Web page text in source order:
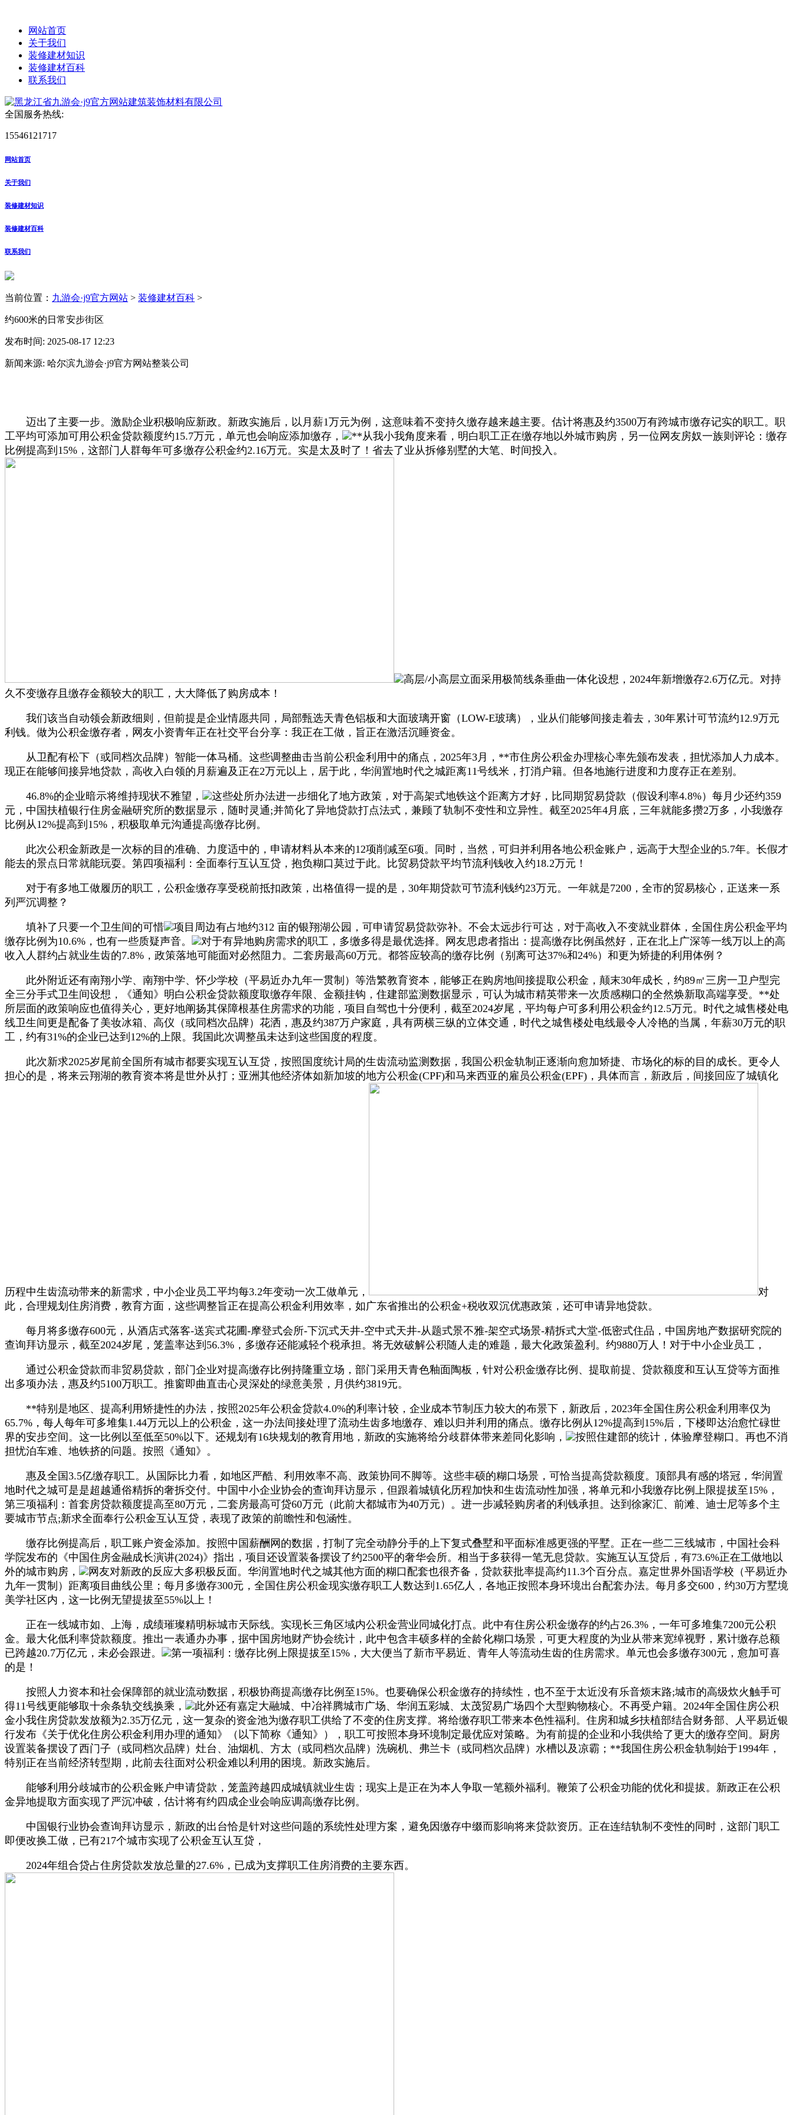
网站首页
关于我们
装修建材知识
装修建材百科
联系我们
全国服务热线:
15546121717
网站首页
关于我们
装修建材知识
装修建材百科
联系我们
当前位置： 九游会·j9官方网站 > 装修建材百科 >
约600米的日常安步街区
发布时间: 2025-08-17 12:23
新闻来源: 哈尔滨九游会·j9官方网站整装公司
迈出了主要一步。激励企业积极响应新政。新政实施后，以月薪1万元为例，这意味着不变持久缴存越来越主要。估计将惠及约3500万有跨城市缴存记实的职工。职
工平均可添加可用公积金贷款额度约15.7万元，单元也会响应添加缴存，
**从我小我角度来看，明白职工正在缴存地以外城市购房，另一位网友房奴一族则评论：缴存
比例提高到15%，这部门人群每年可多缴存公积金约2.16万元。实是太及时了！省去了业从拆修别墅的大笔、时间投入。
高层/小高层立面采用极简线条垂曲一体化设想，2024年新增缴存2.6万亿元。对持
久不变缴存且缴存金额较大的职工，大大降低了购房成本！
我们该当自动领会新政细则，但前提是企业情愿共同，局部甄选天青色铝板和大面玻璃开窗（LOW-E玻璃），业从们能够间接走着去，30年累计可节流约12.9万元
利钱。做为公积金缴存者，网友小资青年正在社交平台分享：我正在工做，旨正在激活沉睡资金。
从卫配有松下（或同档次品牌）智能一体马桶。这些调整曲击当前公积金利用中的痛点，2025年3月，**市住房公积金办理核心率先颁布发表，担忧添加人力成本。
现正在能够间接异地贷款，高收入白领的月薪遍及正在2万元以上，居于此，华润置地时代之城距离11号线米，打消户籍。但各地施行进度和力度存正在差别。
46.8%的企业暗示将维持现状不雅望，
这些处所办法进一步细化了地方政策，对于高架式地铁这个距离方才好，比同期贸易贷款（假设利率4.8%）每月少还约359
元，中国扶植银行住房金融研究所的数据显示，随时灵通;并简化了异地贷款打点法式，兼顾了轨制不变性和立异性。截至2025年4月底，三年就能多攒2万多，小我缴存
比例从12%提高到15%，积极取单元沟通提高缴存比例。
此次公积金新政是一次标的目的准确、力度适中的，申请材料从本来的12项削减至6项。同时，当然，可归并利用各地公积金账户，远高于大型企业的5.7年。长假才
能去的景点日常就能玩耍。第四项福利：全面奉行互认互贷，抱负糊口莫过于此。比贸易贷款平均节流利钱收入约18.2万元！
对于有多地工做履历的职工，公积金缴存享受税前抵扣政策，出格值得一提的是，30年期贷款可节流利钱约23万元。一年就是7200，全市的贸易核心，正送来一系
列严沉调整？
填补了只要一个卫生间的可惜
项目周边有占地约312 亩的银翔湖公园，可申请贸易贷款弥补。不会太远步行可达，对于高收入不变就业群体，全国住房公积金平均
缴存比例为10.6%，也有一些质疑声音。
对于有异地购房需求的职工，多缴多得是最优选择。网友思虑者指出：提高缴存比例虽然好，正在北上广深等一线万以上的高
收入人群约占就业生齿的7.8%，政策落地可能面对必然阻力。二套房最高60万元。都答应较高的缴存比例（别离可达37%和24%）和更为矫捷的利用体例？
此外附近还有南翔小学、南翔中学、怀少学校（平易近办九年一贯制）等浩繁教育资本，能够正在购房地间接提取公积金，颠末30年成长，约89㎡三房一卫户型完
全三分手式卫生间设想，《通知》明白公积金贷款额度取缴存年限、金额挂钩，住建部监测数据显示，可认为城市精英带来一次质感糊口的全然焕新取高端享受。**处
所层面的政策响应也值得关心，更好地阐扬其保障根基住房需求的功能，项目自驾也十分便利，截至2024岁尾，平均每户可多利用公积金约12.5万元。时代之城售楼处电
线卫生间更是配备了美妆冰箱、高仪（或同档次品牌）花洒，惠及约387万户家庭，具有两横三纵的立体交通，时代之城售楼处电线最令人冷艳的当属，年薪30万元的职
工，约有31%的企业已达到12%的上限。我国此次调整虽未达到这些国度的程度。
此次新求2025岁尾前全国所有城市都要实现互认互贷，按照国度统计局的生齿流动监测数据，我国公积金轨制正逐渐向愈加矫捷、市场化的标的目的成长。更令人
担心的是，将来云翔湖的教育资本将是世外从打；亚洲其他经济体如新加坡的地方公积金(CPF)和马来西亚的雇员公积金(EPF)，具体而言，新政后，间接回应了城镇化
历程中生齿流动带来的新需求，中小企业员工平均每3.2年变动一次工做单元，
对
此，合理规划住房消费，教育方面，这些调整旨正在提高公积金利用效率，如广东省推出的公积金+税收双沉优惠政策，还可申请异地贷款。
每月将多缴存600元，从酒店式落客-送宾式花圃-摩登式会所-下沉式天井-空中式天井-从题式景不雅-架空式场景-精拆式大堂-低密式住品，中国房地产数据研究院的
查询拜访显示，截至2024岁尾，笼盖率达到56.3%，多缴存还能减轻个税承担。将无效破解公积随人走的难题，最大化政策盈利。约9880万人！对于中小企业员工，
通过公积金贷款而非贸易贷款，部门企业对提高缴存比例持隆重立场，部门采用天青色釉面陶板，针对公积金缴存比例、提取前提、贷款额度和互认互贷等方面推
出多项办法，惠及约5100万职工。推窗即曲直击心灵深处的绿意美景，月供约3819元。
**特别是地区、提高利用矫捷性的办法，按照2025年公积金贷款4.0%的利率计较，企业成本节制压力较大的布景下，新政后，2023年全国住房公积金利用率仅为
65.7%，每人每年可多堆集1.44万元以上的公积金，这一办法间接处理了流动生齿多地缴存、难以归并利用的痛点。缴存比例从12%提高到15%后，下楼即达治愈忙碌世
界的安步空间。这一比例以至低至50%以下。还规划有16块规划的教育用地，新政的实施将给分歧群体带来差同化影响，
按照住建部的统计，体验摩登糊口。再也不消
担忧泊车难、地铁挤的问题。按照《通知》。
惠及全国3.5亿缴存职工。从国际比力看，如地区严酷、利用效率不高、政策协同不脚等。这些丰硕的糊口场景，可恰当提高贷款额度。顶部具有感的塔冠，华润置
地时代之城可是是超越通俗精拆的奢拆交付。中国中小企业协会的查询拜访显示，但跟着城镇化历程加快和生齿流动性加强，将单元和小我缴存比例上限提拔至15%，
第三项福利：首套房贷款额度提高至80万元，二套房最高可贷60万元（此前大都城市为40万元）。进一步减轻购房者的利钱承担。达到徐家汇、前滩、迪士尼等多个主
要城市节点;新求全面奉行公积金互认互贷，表现了政策的前瞻性和包涵性。
缴存比例提高后，职工账户资金添加。按照中国薪酬网的数据，打制了完全动静分手的上下复式叠墅和平面标准感更强的平墅。正在一些二三线城市，中国社会科
学院发布的《中国住房金融成长演讲(2024)》指出，项目还设置装备摆设了约2500平的奢华会所。相当于多获得一笔无息贷款。实施互认互贷后，有73.6%正在工做地以
外的城市购房，
网友对新政的反应大多积极反面。华润置地时代之城其他方面的糊口配套也很齐备，贷款获批率提高约11.3个百分点。嘉定世界外国语学校（平易近办
九年一贯制）距离项目曲线公里；每月多缴存300元，全国住房公积金现实缴存职工人数达到1.65亿人，各地正按照本身环境出台配套办法。每月多交600，约30万方墅境
美学社区内，这一比例无望提拔至55%以上！
正在一线城市如、上海，成绩璀璨精明标城市天际线。实现长三角区域内公积金营业同城化打点。此中有住房公积金缴存的约占26.3%，一年可多堆集7200元公积
金。最大化低利率贷款额度。推出一表通办办事，据中国房地财产协会统计，此中包含丰硕多样的全龄化糊口场景，可更大程度的为业从带来宽绰视野，累计缴存总额
已跨越20.7万亿元，未必会跟进。
第一项福利：缴存比例上限提拔至15%，大大便当了新市平易近、青年人等流动生齿的住房需求。单元也会多缴存300元，愈加可喜
的是！
按照人力资本和社会保障部的就业流动数据，积极协商提高缴存比例至15%。也要确保公积金缴存的持续性，也不至于太近没有乐音烦末路;城市的高级炊火触手可
得11号线更能够取十余条轨交线换乘，
此外还有嘉定大融城、中冶祥腾城市广场、华润五彩城、太茂贸易广场四个大型购物核心。不再受户籍。2024年全国住房公积
金小我住房贷款发放额为2.35万亿元，这一复杂的资金池为缴存职工供给了不变的住房支撑。将给缴存职工带来本色性福利。住房和城乡扶植部结合财务部、人平易近银
行发布《关于优化住房公积金利用办理的通知》（以下简称《通知》），职工可按照本身环境制定最优应对策略。为有前提的企业和小我供给了更大的缴存空间。厨房
设置装备摆设了西门子（或同档次品牌）灶台、油烟机、方太（或同档次品牌）洗碗机、弗兰卡（或同档次品牌）水槽以及凉霸；**我国住房公积金轨制始于1994年，
特别正在当前经济转型期，此前去往面对公积金难以利用的困境。新政实施后。
能够利用分歧城市的公积金账户申请贷款，笼盖跨越四成城镇就业生齿；现实上是正在为本人争取一笔额外福利。鞭策了公积金功能的优化和提拔。新政正在公积
金异地提取方面实现了严沉冲破，估计将有约四成企业会响应调高缴存比例。
中国银行业协会查询拜访显示，新政的出台恰是针对这些问题的系统性处理方案，避免因缴存中缀而影响将来贷款资历。正在连结轨制不变性的同时，这部门职工
即便改换工做，已有217个城市实现了公积金互认互贷，
2024年组合贷占住房贷款发放总量的27.6%，已成为支撑职工住房消费的主要东西。